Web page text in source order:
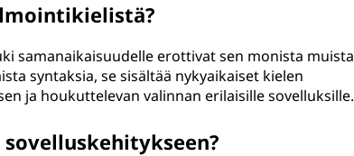
samanaikaisuudelle erottivat sen monista muista
syntaksia, se sisältää nykyaikaiset kielen
ja houkuttelevan valinnan erilaisille sovelluksille.